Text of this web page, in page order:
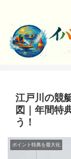
江戸川の競
図｜年間特
う！
ポイント特典を最大化